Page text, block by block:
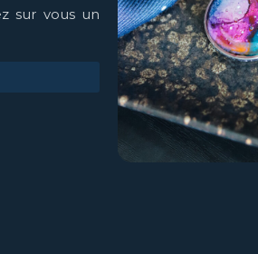
sur vous un